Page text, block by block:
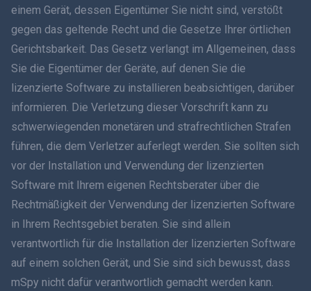
Dansk
हिंदी
עברית
Română
Ελληνικά
Tiếng Việt
繁體中文
einem Gerät, dessen Eigentümer Sie nicht sind, verstößt
gegen das geltende Recht und die Gesetze Ihrer örtlichen
Gerichtsbarkeit. Das Gesetz verlangt im Allgemeinen, dass
Sie die Eigentümer der Geräte, auf denen Sie die
lizenzierte Software zu installieren beabsichtigen, darüber
informieren. Die Verletzung dieser Vorschrift kann zu
schwerwiegenden monetären und strafrechtlichen Strafen
führen, die dem Verletzer auferlegt werden. Sie sollten sich
vor der Installation und Verwendung der lizenzierten
Software mit Ihrem eigenen Rechtsberater über die
Rechtmäßigkeit der Verwendung der lizenzierten Software
in Ihrem Rechtsgebiet beraten. Sie sind allein
verantwortlich für die Installation der lizenzierten Software
auf einem solchen Gerät, und Sie sind sich bewusst, dass
mSpy nicht dafür verantwortlich gemacht werden kann.